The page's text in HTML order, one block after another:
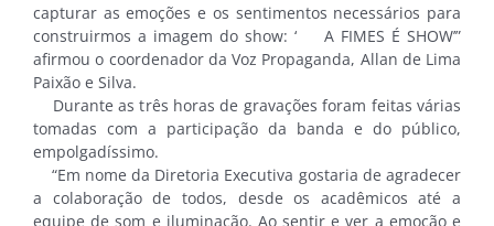
capturar as emoções e os sentimentos necessários para
construirmos a imagem do show: ‘ A FIMES É SHOW’”
afirmou o coordenador da Voz Propaganda, Allan de Lima
Paixão e Silva.
Durante as três horas de gravações foram feitas várias
tomadas com a participação da banda e do público,
empolgadíssimo.
“Em nome da Diretoria Executiva gostaria de agradecer
a colaboração de todos, desde os acadêmicos até a
equipe de som e iluminação. Ao sentir e ver a emoção e